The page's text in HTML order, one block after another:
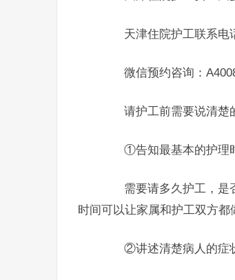
天津住院护工联系电话
微信预约咨询：
请护工前需要说清楚
①告知最基本的护理
需要请多久护工，是否
时间可以让家属和护工双方都
②讲述清楚病人的症